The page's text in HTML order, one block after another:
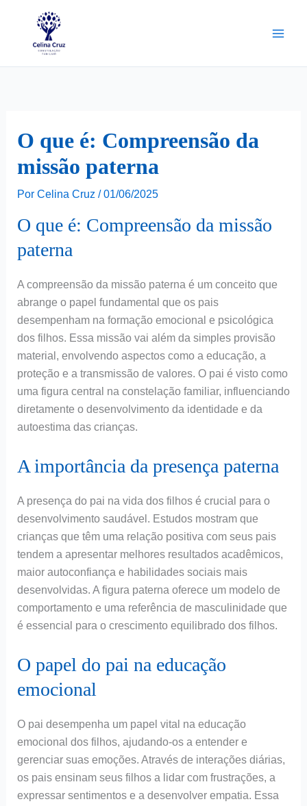
O que é: Compreensão da
missão paterna
Por Celina Cruz / 01/06/2025
O que é: Compreensão da missão
paterna
A compreensão da missão paterna é um conceito que
abrange o papel fundamental que os pais
desempenham na formação emocional e psicológica
dos filhos. Essa missão vai além da simples provisão
material, envolvendo aspectos como a educação, a
proteção e a transmissão de valores. O pai é visto como
uma figura central na constelação familiar, influenciando
diretamente o desenvolvimento da identidade e da
autoestima das crianças.
A importância da presença paterna
A presença do pai na vida dos filhos é crucial para o
desenvolvimento saudável. Estudos mostram que
crianças que têm uma relação positiva com seus pais
tendem a apresentar melhores resultados acadêmicos,
maior autoconfiança e habilidades sociais mais
desenvolvidas. A figura paterna oferece um modelo de
comportamento e uma referência de masculinidade que
é essencial para o crescimento equilibrado dos filhos.
O papel do pai na educação
emocional
O pai desempenha um papel vital na educação
emocional dos filhos, ajudando-os a entender e
gerenciar suas emoções. Através de interações diárias,
os pais ensinam seus filhos a lidar com frustrações, a
expressar sentimentos e a desenvolver empatia. Essa